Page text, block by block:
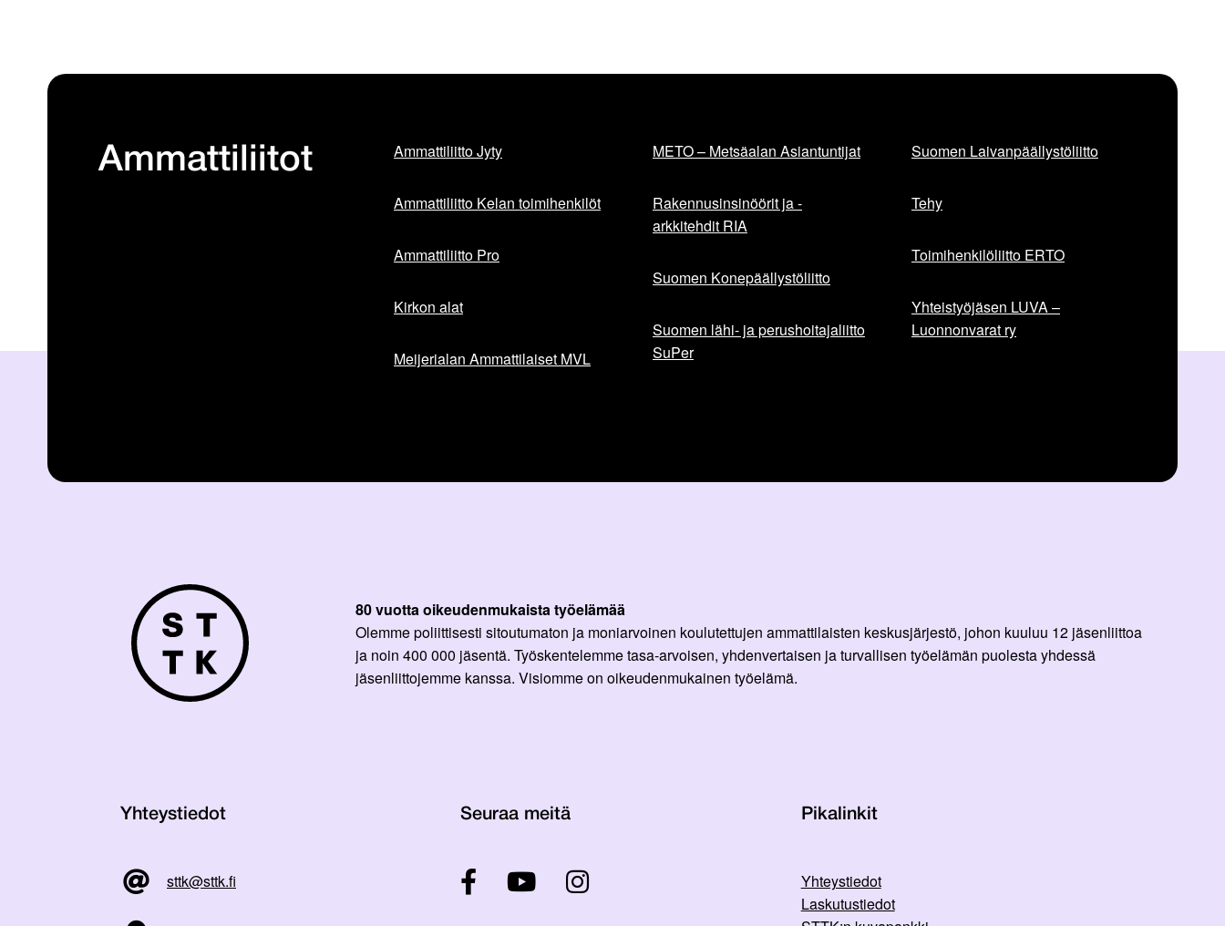
Ammattiliitot Ammattiliitto Jyty
Ammattiliitto Kelan toimihenkilöt
Ammattiliitto Pro
Kirkon alat
Meijerialan Ammattilaiset MVL
METO – Metsäalan Asiantuntijat
Rakennusinsinöörit ja -
arkkitehdit RIA
Suomen Konepäällystöliitto
Suomen lähi- ja perushoitajaliitto
SuPer
Suomen Laivanpäällystöliitto
Tehy
Toimihenkilöliitto ERTO
Yhteistyöjäsen LUVA –
Luonnonvarat ry
80 vuotta oikeudenmukaista työelämää
Olemme poliittisesti sitoutumaton ja moniarvoinen koulutettujen ammattilaisten keskusjärjestö, johon kuuluu 12 jäsenliittoa
ja noin 400 000 jäsentä. Työskentelemme tasa-arvoisen, yhdenvertaisen ja turvallisen työelämän puolesta yhdessä
jäsenliittojemme kanssa. Visiomme on oikeudenmukainen työelämä.
Yhteystiedot
sttk@sttk.fi
Seuraa meitä Pikalinkit
Yhteystiedot
Laskutustiedot